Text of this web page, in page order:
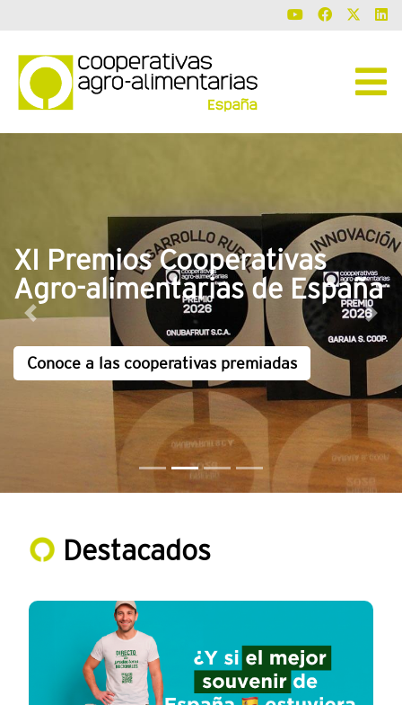
XI Premios Cooperativas
Agro-alimentarias de España
Conoce a las cooperativas premiadas
Previous Next
Destacados